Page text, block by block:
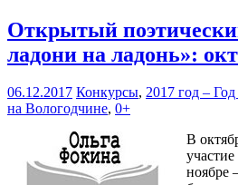
Открытый
ладони на ладонь»:
06.12.2017 Конкурсы, 2017 год –
на Вологодчине, 0+
В
ноябре